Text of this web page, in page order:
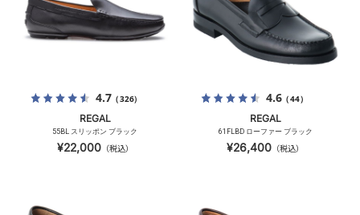
4.7（326）
REGAL
55BL スリッポン ブラック
¥22,000（税込）
4.6（44）
REGAL
61FLBD ローファー ブラック
¥26,400 （税込）